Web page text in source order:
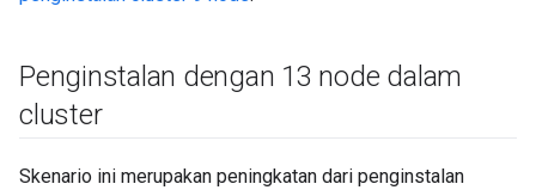
Penginstalan dengan 13 node dalam
cluster
Skenario ini merupakan peningkatan dari penginstalan